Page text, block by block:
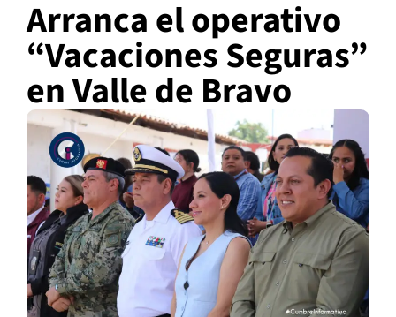
Arranca el operativo
“Vacaciones Seguras”
en Valle de Bravo